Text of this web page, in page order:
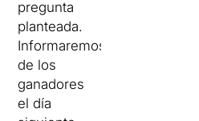
pregunta
planteada.
Informaremos
de los
ganadores
el día